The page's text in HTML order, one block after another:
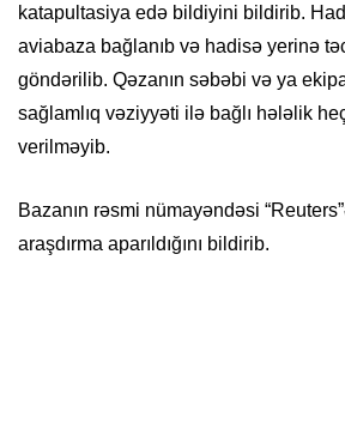
katapultasiya edə bildiyini bildirib.
aviabaza bağlanıb və hadisə yerinə
göndərilib. Qəzanın səbəbi və ya
sağlamlıq vəziyyəti ilə bağlı hələlik
verilməyib.
Bazanın rəsmi nümayəndəsi
araşdırma aparıldığını bildirib.